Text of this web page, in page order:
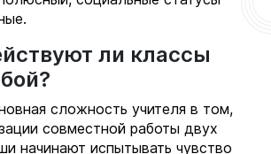
ли классы
сложность учителя в том,
совместной работы двух
начинают испытывать чувство